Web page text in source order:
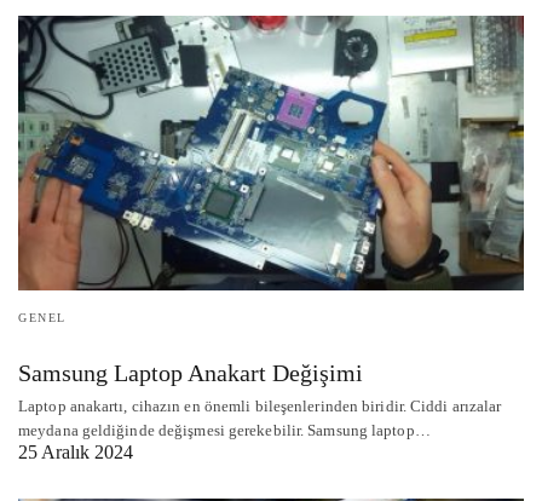
GENEL
Samsung Laptop Anakart Değişimi
Laptop anakartı, cihazın en önemli bileşenlerinden biridir. Ciddi arızalar
meydana geldiğinde değişmesi gerekebilir. Samsung laptop…
25 Aralık 2024